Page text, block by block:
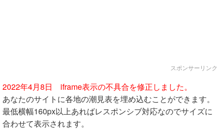
スポンサーリンク
2022年4月8日 iframe表示の不具合を修正しました。
あなたのサイトに各地の潮見表を埋め込むことができます。
最低横幅160px以上あればレスポンシブ対応なのでサイズに
合わせて表示されます。